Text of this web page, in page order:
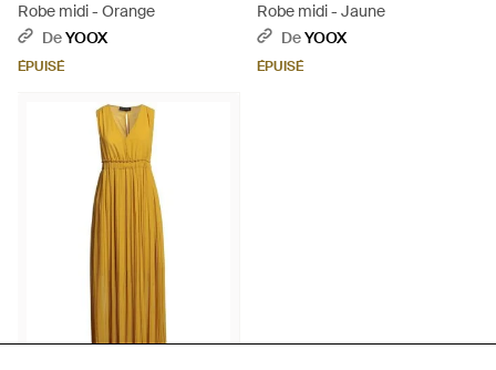
Robe midi - Orange
DeYOOX
ÉPUISÉ
Robe midi - Jaune
DeYOOX
ÉPUISÉ